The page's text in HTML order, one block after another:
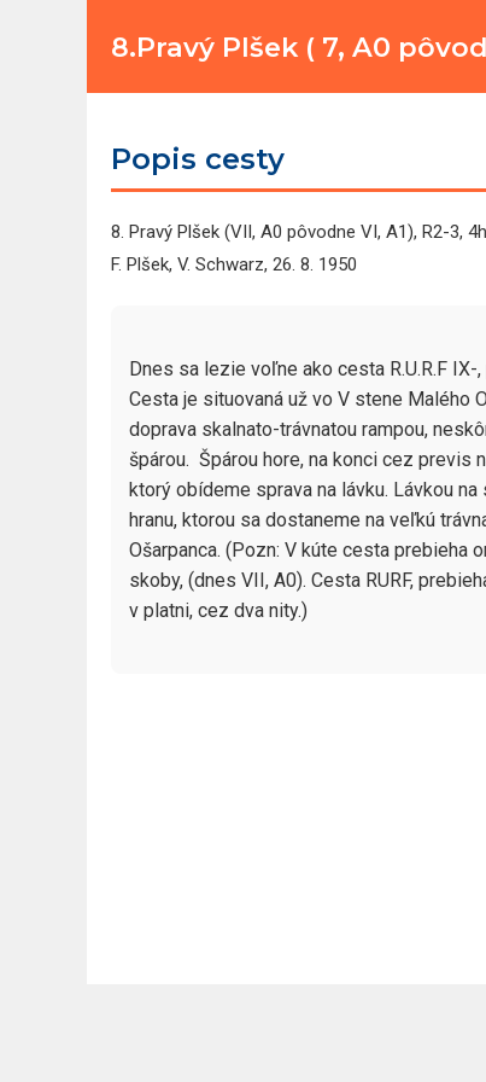
8.Pravý Plšek ( 7, A0
Popis cesty
8. Pravý Plšek (VII, A0 pôvodne VI, A1), R2-3,
F. Plšek, V. Schwarz, 26. 8. 1950
Dnes sa lezie voľne ako cesta R.U.R.F IX-,
Cesta je situovaná už vo V stene Malého
doprava skalnato-trávnatou rampou,
špárou.  Špárou hore, na konci cez previs
ktorý obídeme sprava na lávku. Lávkou
hranu, ktorou sa dostaneme na veľkú
Ošarpanca. (Pozn: V kúte cesta prebieha
skoby, (dnes VII, A0). Cesta RURF,
v platni, cez dva nity.)